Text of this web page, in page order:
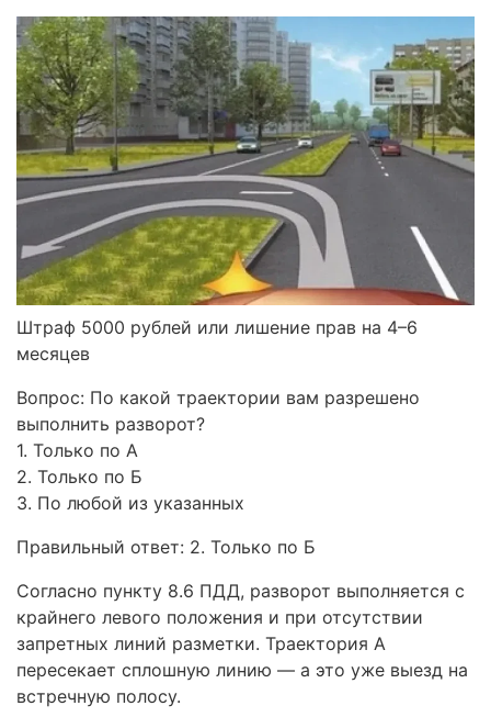
Штраф 5000 рублей или лишение прав на 4–6
месяцев
Вопрос: По какой траектории вам разрешено
выполнить разворот?
1. Только по А
2. Только по Б
3. По любой из указанных
Правильный ответ: 2. Только по Б
Согласно пункту 8.6 ПДД, разворот выполняется с
крайнего левого положения и при отсутствии
запретных линий разметки. Траектория А
пересекает сплошную линию — а это уже выезд на
встречную полосу.